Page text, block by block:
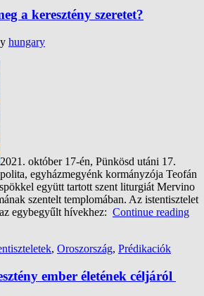
a keresztény szeretet?
hungary
2021. október 17-én, Pünkösd utáni 17.
egyházmegyénk kormányzója Teofán
együtt tartott szent liturgiát Mervino
szentelt templomában. Az istentisztelet
egybegyűlt hívekhez: Continue reading
, Oroszország, Prédikaciók
ember életének céljáról